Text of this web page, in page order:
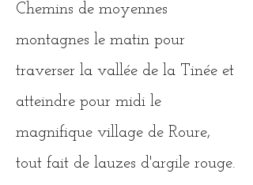
Chemins de moyennes
montagnes le matin pour
traverser la vallée de la Tinée et
atteindre pour midi le
magnifique village de Roure,
tout fait de lauzes d'argile rouge.